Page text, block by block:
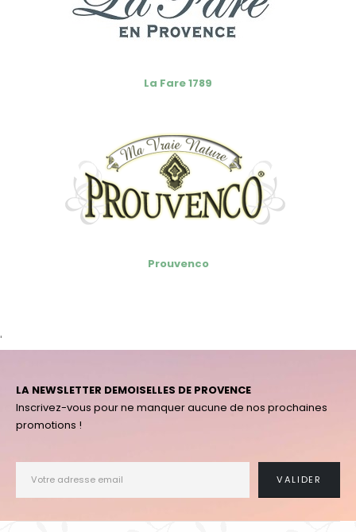
La Fare 1789
Prouvenco
'
LA NEWSLETTER DEMOISELLES DE PROVENCE
Inscrivez-vous pour ne manquer aucune de nos prochaines
promotions !